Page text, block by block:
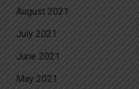
August 2021
July 2021
June 2021
May 2021